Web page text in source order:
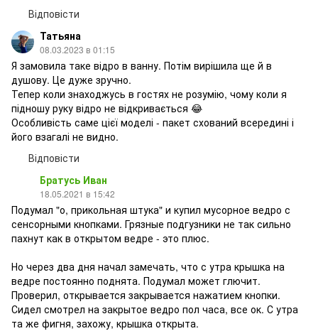
Відповісти
Татьяна
08.03.2023 в 01:15
Я замовила таке відро в ванну. Потім вирішила ще й в
душову. Це дуже зручно.
Тепер коли знаходжусь в гостях не розумію, чому коли я
підношу руку відро не відкривається 😂
Особливість саме цієї моделі - пакет схований всередині і
його взагалі не видно.
Відповісти
Братусь Иван
18.05.2021 в 15:42
Подумал "о, прикольная штука" и купил мусорное ведро с
сенсорными кнопками. Грязные подгузники не так сильно
пахнут как в открытом ведре - это плюс.
Но через два дня начал замечать, что с утра крышка на
ведре постоянно поднята. Подумал может глючит.
Проверил, открывается закрывается нажатием кнопки.
Сидел смотрел на закрытое ведро пол часа, все ок. С утра
та же фигня, захожу, крышка открыта.